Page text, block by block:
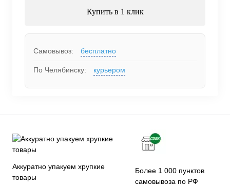
Купить в 1 клик
Самовывоз: бесплатно
По Челябинску: курьером
Аккуратно упакуем хрупкие
товары
Более 1 000 пунктов
самовывоза по РФ